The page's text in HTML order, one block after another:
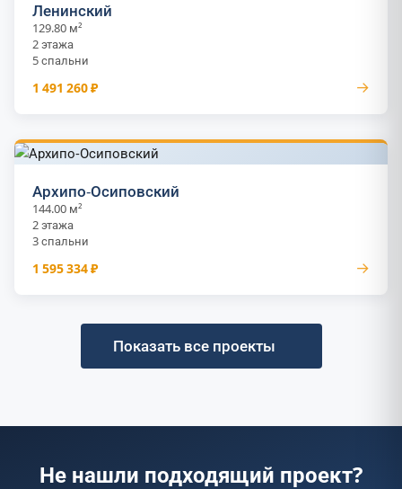
Ленинский
129.80 м²
2 этажа
5 спальни
1 491 260 ₽ →
Архипо-Осиповский
144.00 м²
2 этажа
3 спальни
1 595 334 ₽ →
Показать все проекты
Не нашли подходящий проект?